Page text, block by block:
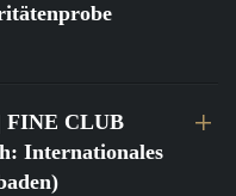
FINE CLUB
Internationales